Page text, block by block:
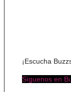
¡Escucha
Síguenos en